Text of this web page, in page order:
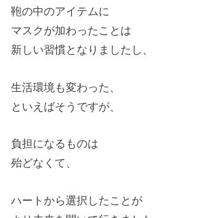
鞄の中のアイテムに
マスクが加わったことは
新しい習慣となりましたし、
生活環境も変わった、
といえばそうですが、
負担になるものは
殆どなくて、
ハートから選択したことが